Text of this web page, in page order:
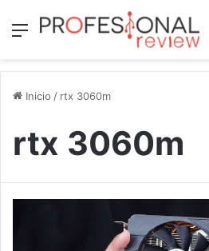
Menú
Inicio / rtx 3060m
rtx 3060m